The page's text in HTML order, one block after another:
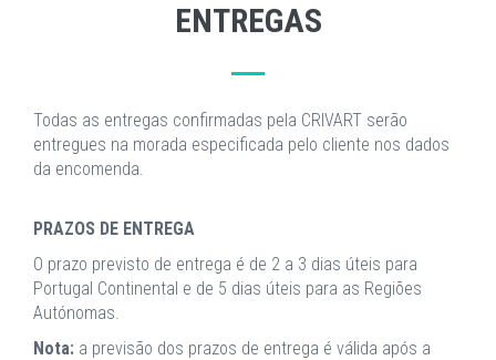
ENTREGAS
Todas as entregas confirmadas pela CRIVART serão
entregues na morada especificada pelo cliente nos dados
da encomenda.
PRAZOS DE ENTREGA
O prazo previsto de entrega é de 2 a 3 dias úteis para
Portugal Continental e de 5 dias úteis para as Regiões
Autónomas.
Nota: a previsão dos prazos de entrega é válida após a